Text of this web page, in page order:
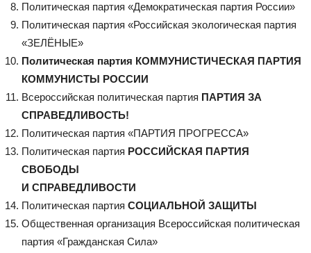
Политическая партия «Демократическая партия России»
Политическая партия «Российская экологическая партия
«ЗЕЛЁНЫЕ»
Политическая партия КОММУНИСТИЧЕСКАЯ ПАРТИЯ
КОММУНИСТЫ РОССИИ
Всероссийская политическая партия ПАРТИЯ ЗА
СПРАВЕДЛИВОСТЬ!
Политическая партия «ПАРТИЯ ПРОГРЕССА»
Политическая партия РОССИЙСКАЯ ПАРТИЯ
СВОБОДЫ
И СПРАВЕДЛИВОСТИ
Политическая партия СОЦИАЛЬНОЙ ЗАЩИТЫ
Общественная организация Всероссийская политическая
партия «Гражданская Сила»